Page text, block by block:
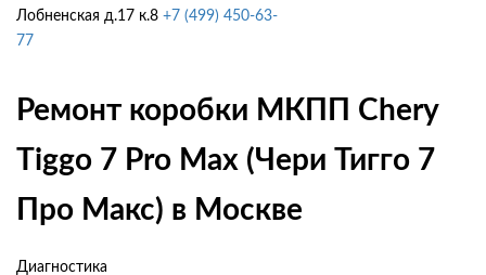
Лобненская д.17 к.8 +7 (499) 450-63-
77
Ремонт коробки МКПП Chery
Tiggo 7 Pro Max (Чери Тигго 7
Про Макс) в Москве
Диагностика